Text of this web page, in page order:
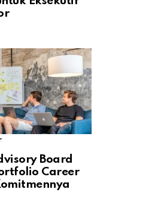
Board
Career